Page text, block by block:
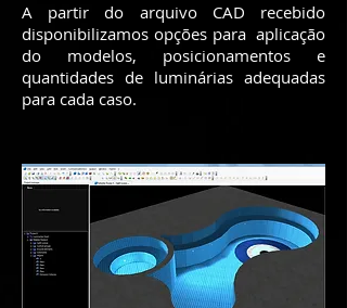
A partir do arquivo CAD recebido
disponibilizamos opções para aplicação
do modelos, posicionamentos e
quantidades de luminárias adequadas
para cada caso.